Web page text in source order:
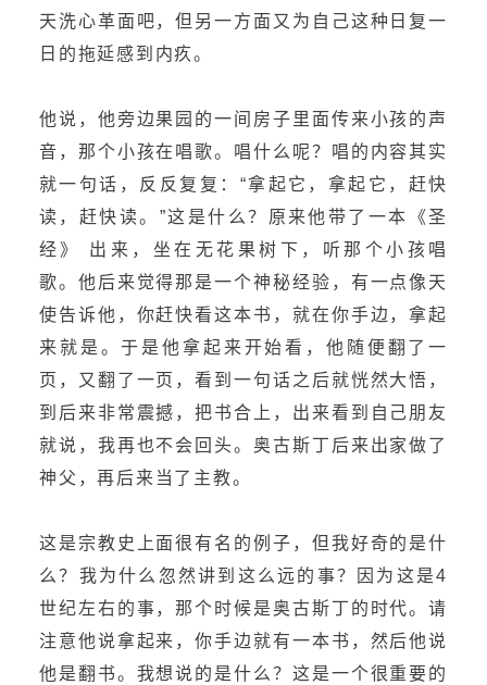
天洗心革面吧，但另一方面又为自己这种日复一
日的拖延感到内疚。
他说，他旁边果园的一间房子里面传来小孩的声
音，那个小孩在唱歌。唱什么呢？唱的内容其实
就一句话，反反复复：“拿起它，拿起它，赶快
读，赶快读。”这是什么？原来他带了一本《圣
经》 出来，坐在无花果树下，听那个小孩唱
歌。他后来觉得那是一个神秘经验，有一点像天
使告诉他，你赶快看这本书，就在你手边，拿起
来就是。于是他拿起来开始看，他随便翻了一
页，又翻了一页，看到一句话之后就恍然大悟，
到后来非常震撼，把书合上，出来看到自己朋友
就说，我再也不会回头。奥古斯丁后来出家做了
神父，再后来当了主教。
这是宗教史上面很有名的例子，但我好奇的是什
么？我为什么忽然讲到这么远的事？因为这是4
世纪左右的事，那个时候是奥古斯丁的时代。请
注意他说拿起来，你手边就有一本书，然后他说
他是翻书。我想说的是什么？这是一个很重要的